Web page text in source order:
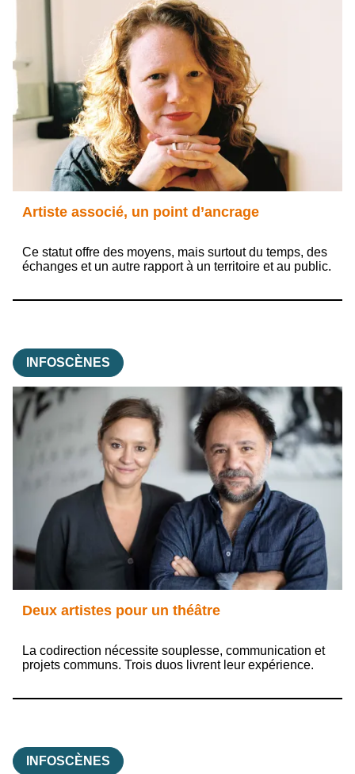
Artiste associé, un point d’ancrage
Ce statut offre des moyens, mais surtout du temps, des
échanges et un autre rapport à un territoire et au public.
INFOSCÈNES
Deux artistes pour un théâtre
La codirection nécessite souplesse, communication et
projets communs. Trois duos livrent leur expérience.
INFOSCÈNES